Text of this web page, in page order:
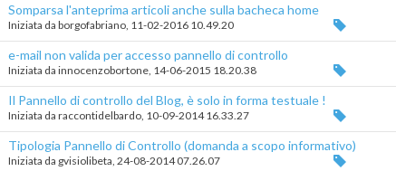
Somparsa l'anteprima articoli anche sulla bacheca home
Iniziata da borgofabriano ‎, 11-02-2016 10.49.20
e-mail non valida per accesso pannello di controllo
Iniziata da innocenzobortone ‎, 14-06-2015 18.20.38
Il Pannello di controllo del Blog, è solo in forma testuale !
Iniziata da raccontidelbardo ‎, 10-09-2014 16.33.27
Tipologia Pannello di Controllo (domanda a scopo informativo)
Iniziata da gvisiolibeta ‎, 24-08-2014 07.26.07